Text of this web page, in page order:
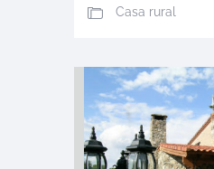
Casa rural